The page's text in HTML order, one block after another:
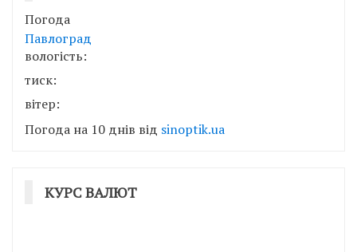
Погода
Павлоград
вологість:
тиск:
вітер:
Погода на 10 днів від sinoptik.ua
КУРС ВАЛЮТ